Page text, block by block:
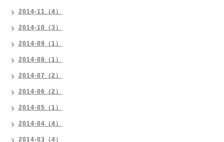
2014-11（4）
2014-10（3）
2014-09（1）
2014-08（1）
2014-07（2）
2014-06（2）
2014-05（1）
2014-04（4）
2014-03（4）